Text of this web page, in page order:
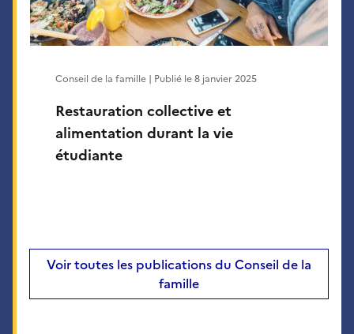
Restauration collective et
alimentation durant la vie
étudiante
Conseil de la famille | Publié le8 janvier 2025
Voir toutes les publications du Conseil de la
famille